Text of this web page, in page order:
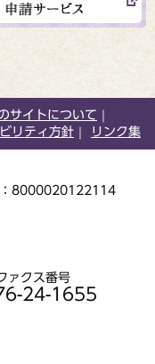
サイトについて
リティ方針 リンク集
：8000020122114
ァクス番号
24-1655